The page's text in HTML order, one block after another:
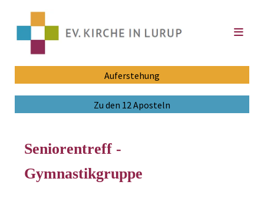
Auferstehung
Zu den 12 Aposteln
Seniorentreff -
Gymnastikgruppe